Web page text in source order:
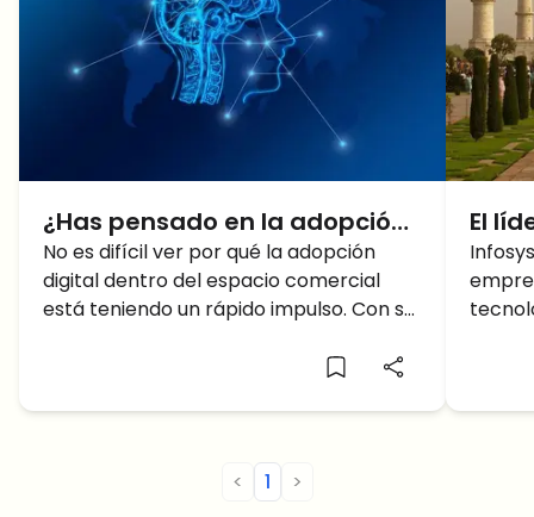
¿Has pensado en la adopción
de activos?
No es difícil ver por qué la adopción
digital dentro del espacio comercial
está teniendo un rápido impulso. Con su
El
< 1 >